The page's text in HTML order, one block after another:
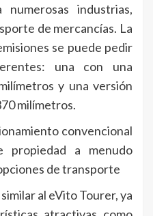
industrias,
de mercancías. La
se puede pedir
una con una
y una versión
milímetros.
convencional
a menudo
de transporte
al eVito Tourer, ya